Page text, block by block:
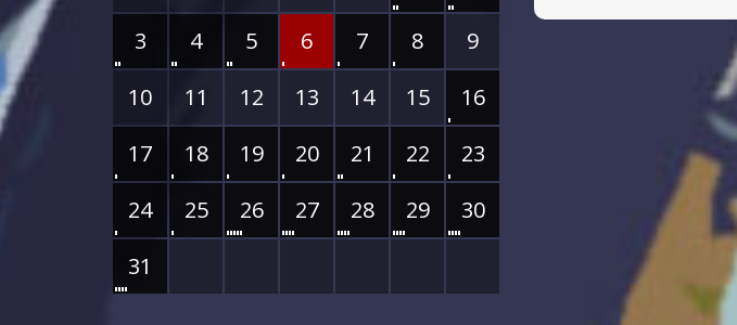
3
4 5 6 7 8
9
10
11 12 13 14 15
16
17
18 19 20 21 22
23
24
25 26 27 28 29
30
31